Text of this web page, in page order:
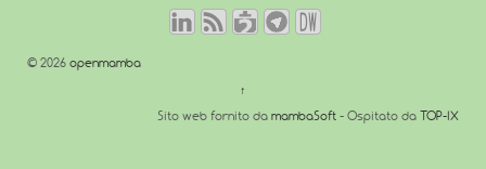
© 2026 openmamba
↑
Sito web fornito da mambaSoft - Ospitato da TOP-IX